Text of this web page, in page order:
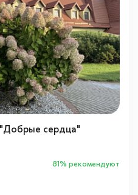
сердца"
81% рекомендуют